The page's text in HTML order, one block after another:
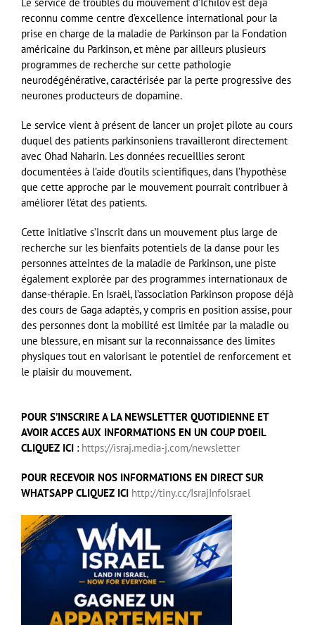
Le service de troubles du mouvement d’Ichilov est déjà
reconnu comme centre d’excellence international pour la
prise en charge de la maladie de Parkinson par la Fondation
américaine du Parkinson, et mène par ailleurs plusieurs
programmes de recherche sur cette pathologie
neurodégénérative, caractérisée par la perte progressive des
neurones producteurs de dopamine.
Le service vient à présent de lancer un projet pilote au cours
duquel des patients parkinsoniens travailleront directement
avec Ohad Naharin. Les données recueillies seront
documentées à l’aide d’outils scientifiques, dans l’hypothèse
que cette approche par le mouvement pourrait contribuer à
améliorer l’état des patients.
Cette initiative s’inscrit dans un mouvement plus large de
recherche sur les bienfaits potentiels de la danse pour les
personnes atteintes de la maladie de Parkinson, une piste
également explorée par des programmes internationaux de
danse-thérapie. En Israël, l’association Parkinson propose déjà
des cours de Gaga adaptés, y compris en position assise, pour
des personnes dont la mobilité est limitée par la maladie ou
une blessure, en misant sur la reconnaissance des limites
physiques tout en valorisant le potentiel de renforcement et
le plaisir du mouvement.
POUR S’INSCRIRE A LA NEWSLETTER QUOTIDIENNE ET
AVOIR ACCES AUX INFORMATIONS EN UN COUP D’OEIL
CLIQUEZ ICI : https://israj.media-j.com/newsletter
POUR RECEVOIR NOS INFORMATIONS EN DIRECT SUR
WHATSAPP CLIQUEZ ICI http://tiny.cc/IsrajInfoIsrael